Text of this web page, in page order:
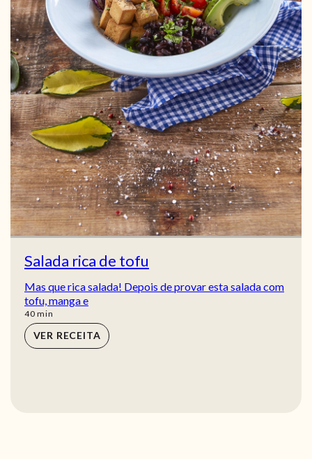
Salada rica de tofu
Mas que rica salada! Depois de provar esta salada com
tofu, manga e
40min
min
VER RECEITA